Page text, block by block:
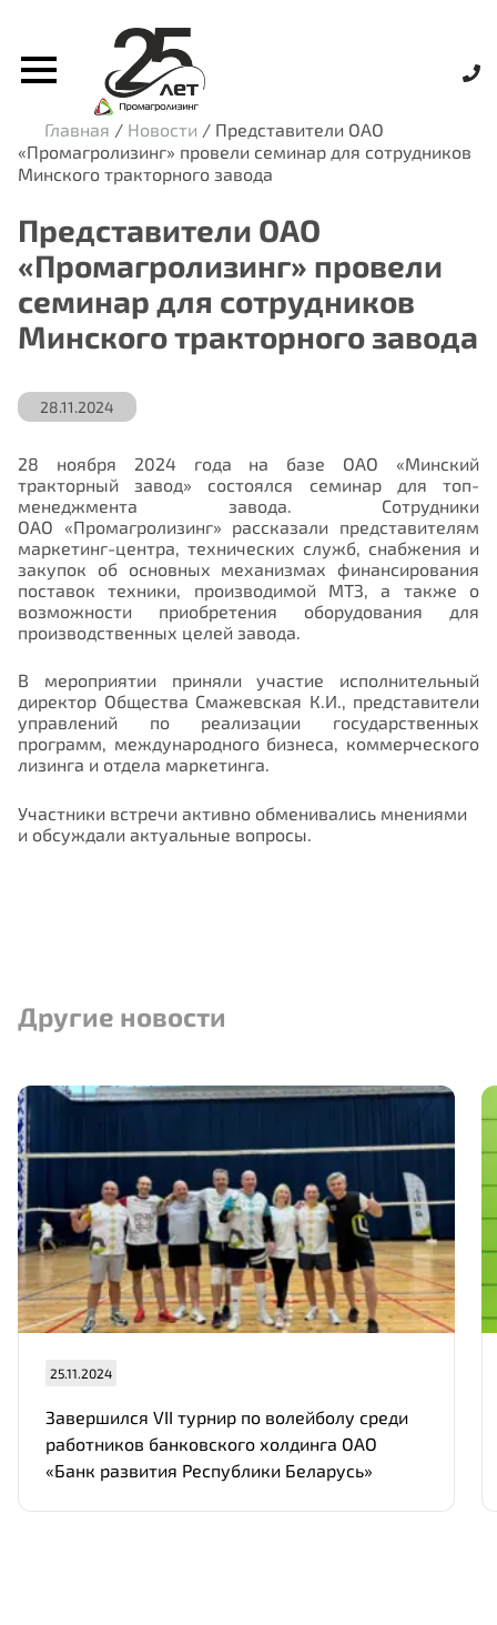
Главная / Новости / Представители ОАО
«Промагролизинг» провели семинар для сотрудников
Минского тракторного завода
Представители ОАО
«Промагролизинг» провели
семинар для сотрудников
Минского тракторного завода
28.11.2024
28 ноября 2024 года на базе ОАО «Минский
тракторный завод» состоялся семинар для топ-
менеджмента завода. Сотрудники
ОАО «Промагролизинг» рассказали представителям
маркетинг-центра, технических служб, снабжения и
закупок об основных механизмах финансирования
поставок техники, производимой МТЗ, а также о
возможности приобретения оборудования для
производственных целей завода.
В мероприятии приняли участие исполнительный
директор Общества Смажевская К.И., представители
управлений по реализации государственных
программ, международного бизнеса, коммерческого
лизинга и отдела маркетинга.
Участники встречи активно обменивались мнениями
и обсуждали актуальные вопросы.
Другие новости
25.11.2024
Завершился VII турнир по волейболу среди
работников банковского холдинга ОАО
«Банк развития Республики Беларусь»